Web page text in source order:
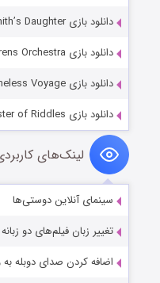
دانلود بازی Margrave 4: The Blacksmith’s Daughter
دانلود بازی Silent Nights 2: Childrens Orchestra
دانلود بازی Detectives United 3: Timeless Voyage
دانلود بازی Enchanted Kingdom 8: Master of Riddles
لینک‌های
سینمای آنلاین دوستی‌ها
تغییر زبان فیلم‌های دو زبانه
اضافه کردن صدای دوبله به